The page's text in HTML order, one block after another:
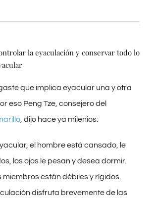
la eyaculación y conservar todo lo
que implica eyacular una y otra
eso Peng Tze, consejero del
, dijo hace ya milenios:
el hombre está cansado, le
los ojos le pesan y desea dormir.
miembros están débiles y rígidos.
disfruta brevemente de las